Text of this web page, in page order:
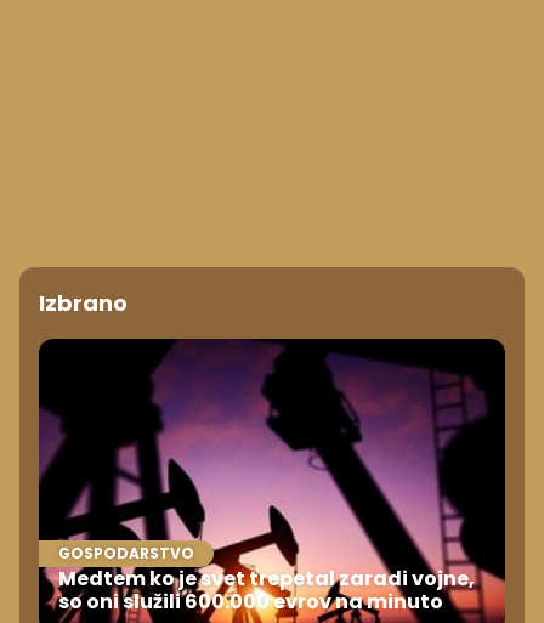
Izbrano
GOSPODARSTVO
Medtem ko je svet trepetal zaradi vojne,
so oni služili 600.000 evrov na minuto